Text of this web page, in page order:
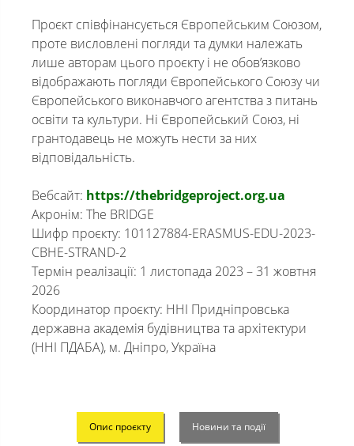
Проєкт співфінансується Європейським Союзом,
проте висловлені погляди та думки належать
лише авторам цього проєкту і не обов’язково
відображають погляди Європейського Союзу чи
Європейського виконавчого агентства з питань
освіти та культури. Ні Європейський Союз, ні
грантодавець не можуть нести за них
відповідальність.
Вебсайт: https://thebridgeproject.org.ua
Акронім: The BRIDGE
Шифр проєкту: 101127884-ERASMUS-EDU-2023-
CBHE-STRAND-2
Термін реалізації: 1 листопада 2023 – 31 жовтня
2026
Координатор проєкту: ННІ Придніпровська
державна академія будівництва та архітектури
(ННІ ПДАБА), м. Дніпро, Україна
Опис проєкту Новини та події